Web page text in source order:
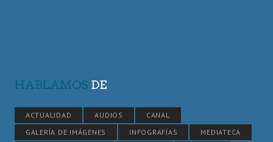
HABLAMOS DE
ACTUALIDAD AUDIOS
CANAL
GALERÍA DE IMÁGENES
INFOGRAFÍAS
MEDIATECA